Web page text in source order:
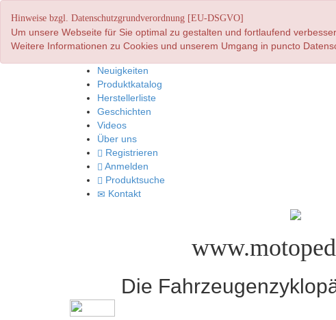
Hinweise bzgl. Datenschutzgrundverordnung [EU-DSGVO]
Um unsere Webseite für Sie optimal zu gestalten und fortlaufend
Weitere Informationen zu Cookies und unserem Umgang in puncto
Neuigkeiten
Produktkatalog
Herstellerliste
Geschichten
Videos
Über uns
Registrieren
Anmelden
Produktsuche
Kontakt
Die